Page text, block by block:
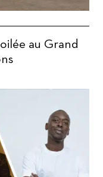
au Grand